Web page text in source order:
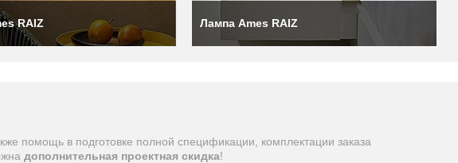
RAIZ Лампа Ames RAIZ
помощь в подготовке полной спецификации, комплектации заказа
дополнительная проектная скидка!